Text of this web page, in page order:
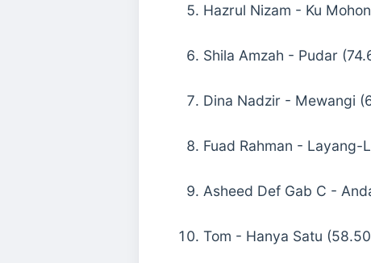
Hazrul Nizam - Ku
Shila Amzah - Pudar
Dina Nadzir - Mewangi
Fuad Rahman - Layang-
Asheed Def Gab C -
Tom - Hanya Satu